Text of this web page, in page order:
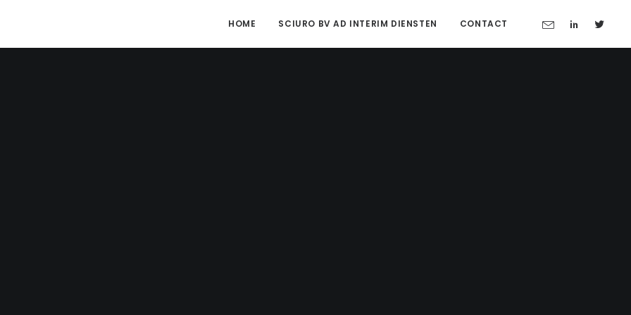
HOME SCIURO BV AD INTERIM DIENSTEN CONTACT